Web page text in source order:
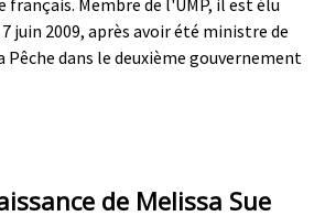
juin 2009, après avoir été ministre de
dans le deuxième gouvernement
de Melissa Sue